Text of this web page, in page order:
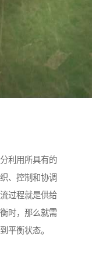
利用所具有的
、控制和协调
过程就是供给
时，那么就需
平衡状态。